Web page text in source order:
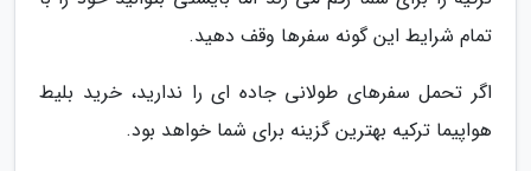
تمام شرایط این گونه سفرها وقف دهید.
اگر تحمل سفرهای طولانی جاده ای را ندارید، خرید بلیط
هواپیما ترکیه بهترین گزینه برای شما خواهد بود.